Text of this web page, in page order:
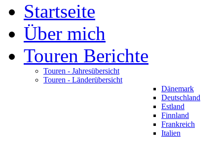
Startseite
Über mich
Touren Berichte
Touren - Jahresübersicht
Touren - Länderübersicht
Dänemark
Deutschland
Estland
Finnland
Frankreich
Italien